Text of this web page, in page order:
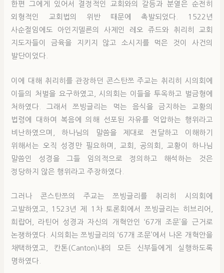
한편 그에게 있어서 결정적인 교회와의 갈등과 분열은 순전히
외형적인 교회법의 위반 때문에 촉발되었다. 1522년
사순절임에도 아인지델른의 사제인 레오 쥬드와 취리히 교회
지도자들이 금육을 지키지 않고 소시지를 먹은 것이 사건의
발단이었다.
이에 대해 취리히를 관장하던 콘스탄쯔 주교는 취리히 시의회에
이들의 처벌을 요구하였고, 시의회는 이들을 투옥하고 벌금형에
처하였다. 그래서 쯔빙글리는 먹는 음식을 금지하는 교황의
법령에 대하여 복음에 의해 선포된 자유를 억압하는 행위라고
비난하였으며, 하나님의 말씀을 제대로 전달하고 이해하기
위해서는 오직 성경만 필요하며, 교회, 공의회, 교황이 하나님
말씀인 성경을 그들 임의적으로 정의하고 해석하는 것은
정당하지 않은 행위라고 주장하였다.
그러나 콘스탄쯔의 주교는 쯔빙글리를 취리히 시의회에
고발하였고, 1523년 제 1차 토론회에서 쯔빙글리는 히브리어,
희랍어, 라틴어 성경과 자신의 개혁안인 ‘67개 조문’을 근거로
논쟁하였다. 시의회는 쯔빙글리의 ‘67개 조문’에서 나온 개혁안을
채택하였고, 칸톤(Canton)내의 모든 신부들에게 실행하도록
명하였다.